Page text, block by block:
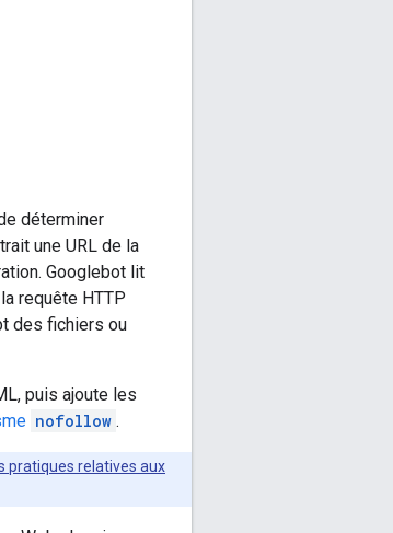
déterminer
une URL de la
Googlebot lit
requête HTTP
des fichiers ou
puis ajoute les
nofollow .
pratiques relatives aux